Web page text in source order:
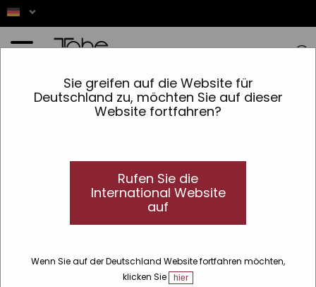
Sie greifen auf die Website für
Deutschland zu, möchten Sie auf dieser
Website fortfahren?
Rufen Sie die
International Website
auf
Wenn Sie auf der Deutschland Website fortfahren möchten,
klicken Sie
hier
»Haartyp » blondes und graues Haar »Silber Ton Heilung Shampoo